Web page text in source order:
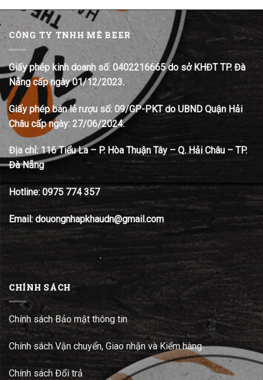
CÔNG TY TNHH MÊ BEER
Giấy phép kinh doanh số: 0402216665 do sở KHĐT TP. Đà
Nẵng cấp ngày 01/12/2023.
Giấy phép bán lẻ rượu số: 09/GP-PKT do UBND Quận Hải
Châu cấp ngày: 27/06/2024.
Địa chỉ: 116 Tiểu La – P. Hòa Thuận Tây – Q. Hải Châu – TP.
Đà Nẵng
Hotline: 0975 774 357
Email: douongnhapkhaudn@gmail.com
CHÍNH SÁCH
Chính sách Bảo mật thông tin
Chính sách Vận chuyển, Giao nhận và Kiểm hàng
Chính sách Đổi trả